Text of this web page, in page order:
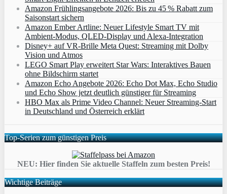
Amazon Frühlingsangebote 2026: Bis zu 45 % Rabatt zum
Saisonstart sichern
Amazon Ember Artline: Neuer Lifestyle Smart TV mit
Ambient‑Modus, QLED‑Display und Alexa‑Integration
Disney+ auf VR-Brille Meta Quest: Streaming mit Dolby
Vision und Atmos
LEGO Smart Play erweitert Star Wars: Interaktives Bauen
ohne Bildschirm startet
Amazon Echo Angebote 2026: Echo Dot Max, Echo Studio
und Echo Show jetzt deutlich günstiger für Streaming
HBO Max als Prime Video Channel: Neuer Streaming‑Start
in Deutschland und Österreich erklärt
Top-Serien zum günstigen Preis
NEU: Hier finden Sie aktuelle Staffeln zum besten Preis!
Wichtige Beiträge